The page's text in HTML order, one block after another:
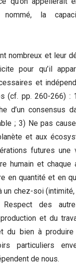
la
nombreux et leur
pour qu’il
et
(cf. pp. 260-266) :
d’un consensus
; 3) Ne pas
et aux
futures
humain et chaque
en quantité et en
un chez-soi
Respect des
et du
du bien à
particuliers
de nous.